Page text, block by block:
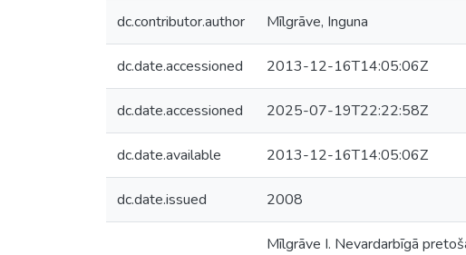
dc.contributor.author Mīlgrāve, Inguna
dc.date.accessioned 2013-12-16T14:05:06Z
dc.date.accessioned 2025-07-19T22:22:58Z
dc.date.available 2013-12-16T14:05:06Z
dc.date.issued 2008
Mīlgrāve I. Nevardarbīgā